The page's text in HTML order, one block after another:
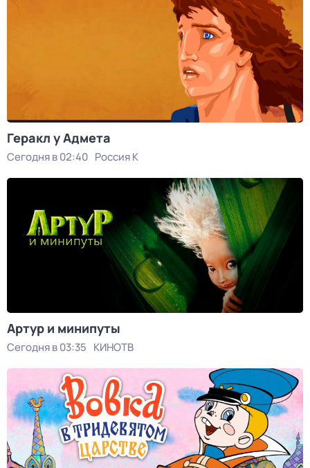
Геракл у Адмета
Сегодня в 02:40 Россия К
Артур и минипуты
Сегодня в 03:35 КИНОТВ